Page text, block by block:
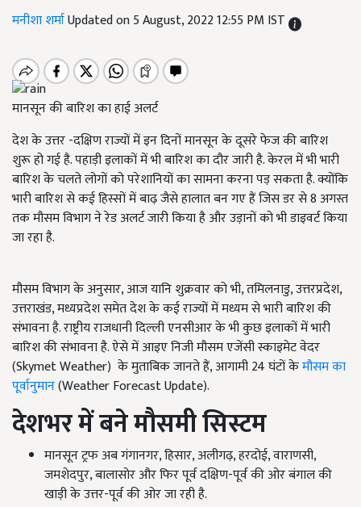
मनीशा शर्माUpdated on 5 August, 2022 12:55 PM IST
मानसून की बारिश का हाई अलर्ट
देश के उत्तर -दक्षिण राज्यों में इन दिनों मानसून के दूसरे फेज की बारिश
शुरू हो गई है. पहाड़ी इलाकों में भी बारिश का दौर जारी है. केरल में भी भारी
बारिश के चलते लोगों को परेशानियों का सामना करना पड़ सकता है. क्योंकि
भारी बारिश से कई हिस्सों में बाढ़ जैसे हालात बन गए हैं जिस डर से 8 अगस्त
तक मौसम विभाग ने रेड अलर्ट जारी किया है और उड़ानों को भी डाइवर्ट किया
जा रहा है.
मौसम विभाग के अनुसार, आज यानि शुक्रवार को भी, तमिलनाडु, उत्तरप्रदेश,
उत्तराखंड, मध्यप्रदेश समेत देश के कई राज्यों में मध्यम से भारी बारिश की
संभावना है. राष्ट्रीय राजधानी दिल्ली एनसीआर के भी कुछ इलाकों में भारी
बारिश की संभावना है. ऐसे में आइए निजी मौसम एजेंसी स्काइमेट वेदर
(Skymet Weather) के मुताबिक जानते हैं, आगामी 24 घंटों केमौसम का
पूर्वानुमान(Weather Forecast Update).
देशभर में बने मौसमी सिस्टम
मानसून ट्रफ अब गंगानगर, हिसार, अलीगढ़, हरदोई, वाराणसी,
जमशेदपुर, बालासोर और फिर पूर्व दक्षिण-पूर्व की ओर बंगाल की
खाड़ी के उत्तर-पूर्व की ओर जा रही है.